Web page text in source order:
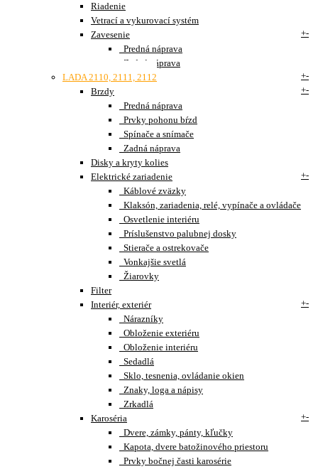
Riadenie
Vetrací a vykurovací systém
Zavesenie
+-
Predná náprava
Zadná náprava
LADA 2110, 2111, 2112
+-
Brzdy
+-
Predná náprava
Prvky pohonu bŕzd
Spínače a snímače
Zadná náprava
Disky a kryty kolies
Elektrické zariadenie
+-
Káblové zväzky
Klaksón, zariadenia, relé, vypínače a ovládače
Osvetlenie interiéru
Príslušenstvo palubnej dosky
Stierače a ostrekovače
Vonkajšie svetlá
Žiarovky
Filter
Interiér, exteriér
+-
Nárazníky
Obloženie exteriéru
Obloženie interiéru
Sedadlá
Sklo, tesnenia, ovládanie okien
Znaky, loga a nápisy
Zrkadlá
Karoséria
+-
Dvere, zámky, pánty, kľučky
Kapota, dvere batožinového priestoru
Prvky bočnej časti karosérie